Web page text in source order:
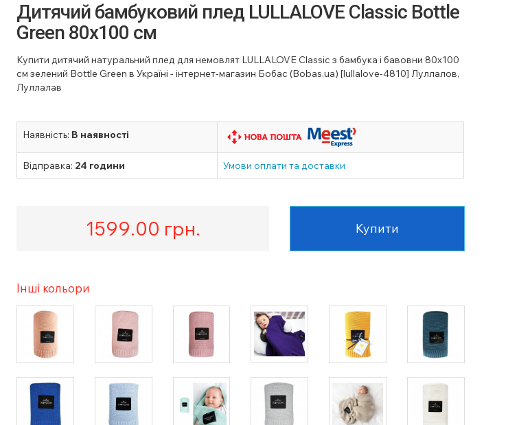
Дитячий бамбуковий плед LULLALOVE Classic Bottle
Green 80х100 см
Купити дитячий натуральний плед для немовлят LULLALOVE Classic з бамбука і бавовни 80х100
см зелений Bottle Green в Україні - інтернет-магазин Бобас (Bobas.ua) [lullalove-4810] Луллалов,
Луллалав
Наявність: В наявності
Відправка: 24 години Умови оплати та доставки
1599.00 грн. Купити
Інші кольори